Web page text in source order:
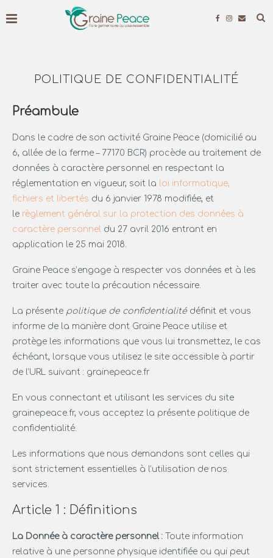
POLITIQUE DE CONFIDENTIALITÉ
Préambule
Dans le cadre de son activité Graine Peace (domicilié au
6, allée de la ferme – 77170 BCR) procède au traitement de
données à caractère personnel en respectant la
réglementation en vigueur, soit la loi informatique,
fichiers et libertés du 6 janvier 1978 modifiée, et
le règlement général sur la protection des données à
caractère personnel du 27 avril 2016 entrant en
application le 25 mai 2018.
Graine Peace s’engage à respecter vos données et à les
traiter avec toute la précaution nécessaire.
La présente politique de confidentialité définit et vous
informe de la manière dont Graine Peace utilise et
protège les informations que vous lui transmettez, le cas
échéant, lorsque vous utilisez le site accessible à partir
de l’URL suivant : grainepeace.fr
En vous connectant et utilisant les services du site
grainepeace.fr, vous acceptez la présente politique de
confidentialité.
Les informations que nous demandons sont celles qui
sont strictement essentielles à l’utilisation de nos
services.
Article 1 : Définitions
La Donnée à caractère personnel :
Toute information
relative à une personne physique identifiée ou qui peut